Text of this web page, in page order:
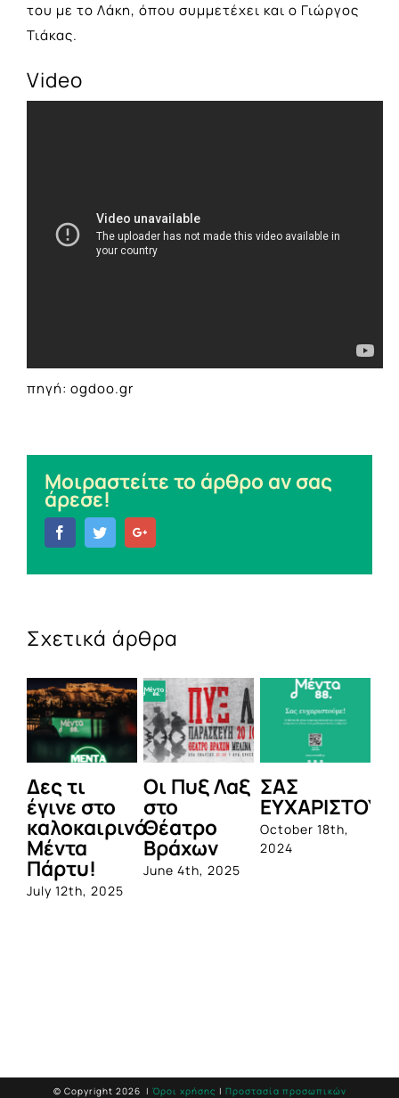
του με το Λάκη, όπου συμμετέχει και ο Γιώργος
Τιάκας.
Video
πηγή: ogdoo.gr
Μοιραστείτε το άρθρο αν σας
άρεσε!
FacebookTwitter
Σχετικά άρθρα
Δες τι
έγινε στο
καλοκαιρινό
Μέντα
Πάρτυ!
July 12th, 2025
Οι Πυξ Λαξ
στο
Θέατρο
Βράχων
June 4th, 2025
ΣΑΣ
October 18th,
2024
© Copyright 2026 | Όροι χρήσης | Προστασία προσωπικών